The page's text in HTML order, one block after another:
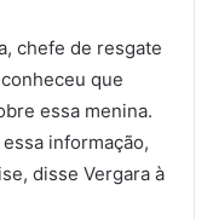
chefe de resgate
que
essa menina.
informação,
disse Vergara à